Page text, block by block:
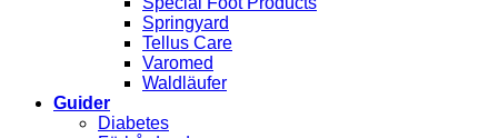
Springyard
Tellus Care
Varomed
Waldläufer
Guider
Diabetes